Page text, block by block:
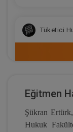
Tüketici
Eğitmen
Şükran
Hukuk